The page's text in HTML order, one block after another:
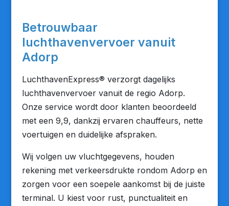
Betrouwbaar
luchthavenvervoer vanuit
Adorp
LuchthavenExpress® verzorgt dagelijks
luchthavenvervoer vanuit de regio Adorp.
Onze service wordt door klanten beoordeeld
met een 9,9, dankzij ervaren chauffeurs, nette
voertuigen en duidelijke afspraken.
Wij volgen uw vluchtgegevens, houden
rekening met verkeersdrukte rondom Adorp en
zorgen voor een soepele aankomst bij de juiste
terminal. U kiest voor rust, punctualiteit en